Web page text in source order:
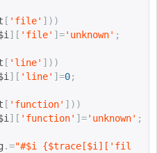
[ 'file' ]))
][ 'file' ]='unknown' ;
[ 'line' ]))
][ 'line' ]=0;
[ 'function' ]))
][ 'function' ]='unknown' ;
.="#$i {$trace [$i ][ 'fil